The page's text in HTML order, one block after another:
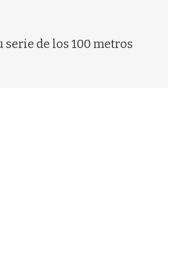
de los 100 metros